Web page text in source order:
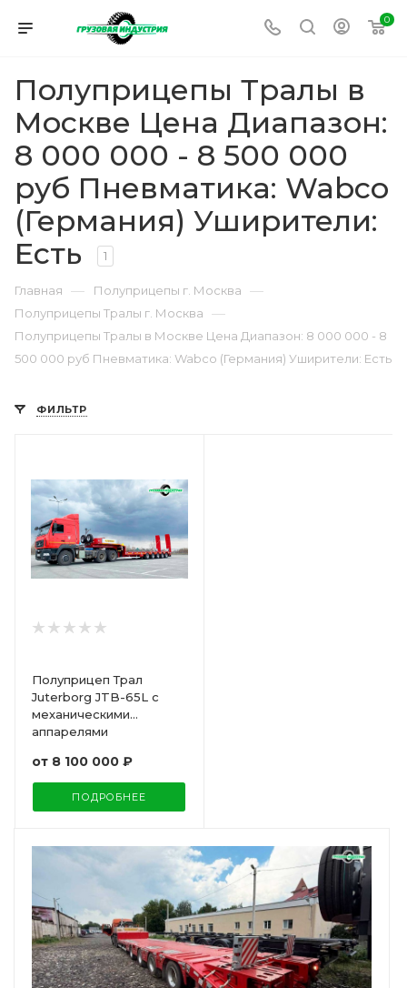
0
Полуприцепы Тралы в
Москве Цена Диапазон:
8 000 000 - 8 500 000
руб Пневматика: Wabco
(Германия) Уширители:
Есть
1
Главная — Полуприцепы г. Москва —
Полуприцепы Тралы г. Москва —
Полуприцепы Тралы в Москве Цена Диапазон: 8 000 000 - 8
500 000 руб Пневматика: Wabco (Германия) Уширители: Есть
ФИЛЬТР
Полуприцеп Трал
Juterborg JTB-65L с
механическими
аппарелями
от 8 100 000 ₽
ПОДРОБНЕЕ